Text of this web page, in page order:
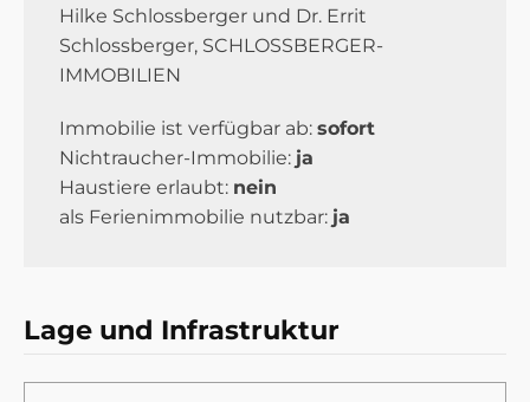
Hilke Schlossberger und Dr. Errit
Schlossberger, SCHLOSSBERGER-
IMMOBILIEN
Immobilie ist verfügbar ab: sofort
Nichtraucher-Immobilie: ja
Haustiere erlaubt: nein
als Ferienimmobilie nutzbar: ja
Lage und Infrastruktur